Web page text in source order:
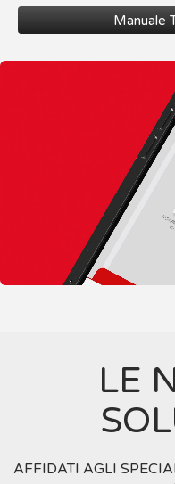
Manuale
LE
AFFIDATI AGLI